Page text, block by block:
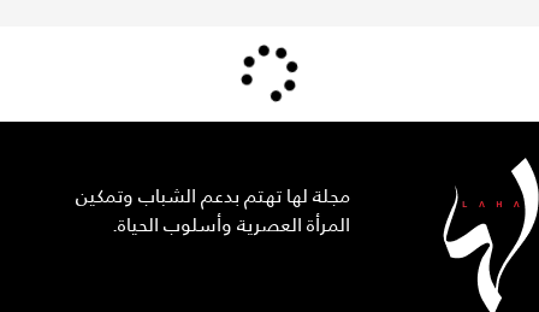
مجلة لها تهتم بدعم الشباب وتمكين
المرأة العصرية وأسلوب الحياة.